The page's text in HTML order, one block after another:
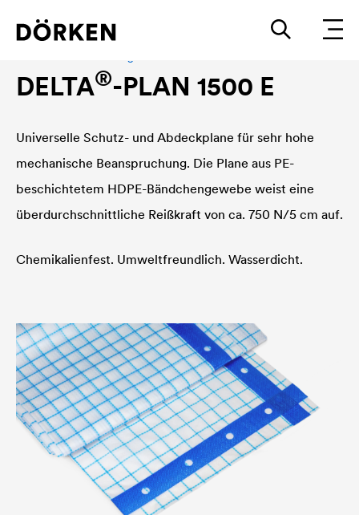
DELTA®-PLAN 1500 E
Universelle Schutz- und Abdeckplane für sehr hohe
mechanische Beanspruchung. Die Plane aus PE-
beschichtetem HDPE-Bändchengewebe weist eine
überdurchschnittliche Reißkraft von ca. 750 N/5 cm auf.
Chemikalienfest. Umweltfreundlich. Wasserdicht.